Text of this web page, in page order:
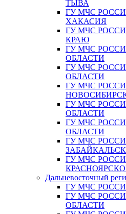
ТЫВА
ГУ МЧС
ХАКАСИЯ
ГУ МЧС
КРАЮ
ГУ МЧС
ОБЛАСТИ
ГУ МЧС
ОБЛАСТИ
ГУ МЧС
ГУ МЧС
ОБЛАСТИ
ГУ МЧС
ОБЛАСТИ
ГУ МЧС
ГУ МЧС
Дальневосточный
ГУ МЧС
ГУ МЧС
ОБЛАСТИ